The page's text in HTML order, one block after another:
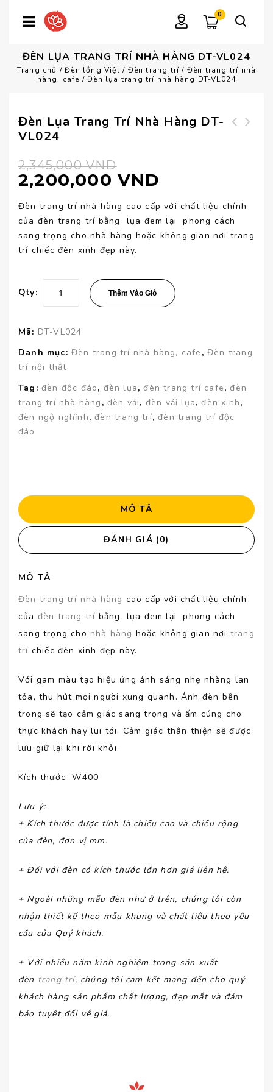
0
ĐÈN LỤA TRANG TRÍ NHÀ HÀNG DT-VL024
Trang chủ /Đèn lồng Việt / Đèn trang trí / Đèn trang trí nhà
hàng, cafe /Đèn lụa trang trí nhà hàng DT-VL024
Đèn Lụa Trang Trí Nhà Hàng DT-
VL024
2,345,000VND
2,200,000 VND
Đèn trang trí nhà hàng cao cấp với chất liệu chính
của đèn trang trí bằng lụa đem lại phong cách
sang trọng cho nhà hàng hoặc không gian nơi trang
trí chiếc đèn xinh đẹp này.
Qty: Thêm Vào Giỏ
Mã: DT-VL024
Danh mục: Đèn trang trí nhà hàng, cafe ,Đèn trang
trí nội thất
Tag: đèn độc đáo, đèn lụa,đèn trang trí cafe,đèn
trang trí nhà hàng ,đèn vải, đèn vải lụa,đèn xinh,
đèn ngộ nghĩnh,đèn trang trí,đèn trang trí độc
đáo
MÔ TẢ
ĐÁNH GIÁ (0)
MÔ TẢ
Đèn trang trí nhà hàng cao cấp với chất liệu chính
của đèn trang trí bằng lụa đem lại phong cách
sang trọng cho nhà hàng hoặc không gian nơi trang
trí chiếc đèn xinh đẹp này.
Với gam màu tạo hiệu ứng ánh sáng nhẹ nhàng lan
tỏa, thu hút mọi người xung quanh. Ánh đèn bên
trong sẽ tạo cảm giác sang trọng và ấm cúng cho
thực khách hay lui tới. Cảm giác thân thiện sẽ được
lưu giữ lại khi rời khỏi.
Kích thước W400
Lưu ý:
+ Kích thước được tính là chiều cao và chiều rộng
của đèn, đơn vị mm.
+ Đối với đèn có kích thước lớn hơn giá liên hệ.
+ Ngoài những mẫu đèn như ở trên, chúng tôi còn
nhận thiết kế theo mẫu khung và chất liệu theo yêu
cầu của Quý khách.
+ Với nhiều năm kinh nghiệm trong sản xuất
đèn trang trí, chúng tôi cam kết mang đến cho quý
khách hàng sản phẩm chất lượng, đẹp mắt và đảm
bảo tuyệt đối về giá.